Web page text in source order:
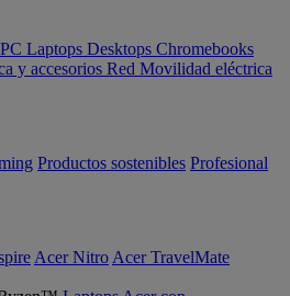
Laptops Desktops Chromebooks
y accesorios Red Movilidad eléctrica
Productos sostenibles Profesional
Acer Nitro Acer TravelMate